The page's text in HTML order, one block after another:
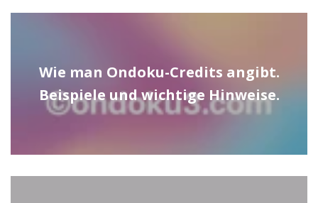
Wie man Ondoku-Credits angibt.
Beispiele und wichtige Hinweise.